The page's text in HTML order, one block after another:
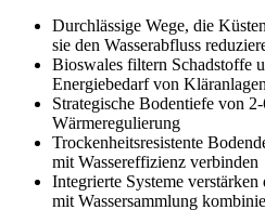
Durchlässige Wege, die
sie den Wasserabfluss
Bioswales filtern Schadstoffe
Energiebedarf von Kläranlagen
Strategische Bodentiefe von
Wärmeregulierung
Trockenheitsresistente
mit Wassereffizienz verbinden
Integrierte Systeme
mit Wassersammlung